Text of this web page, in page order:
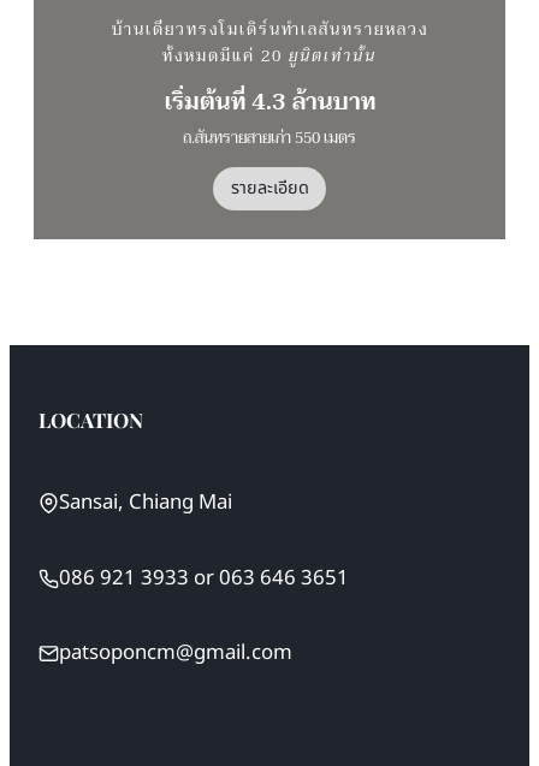
บ้านเดี่ยวทรงโมเดิร์นทำเลสันทรายหลวง
ทั้งหมดมีแค่ 20 ยูนิตเท่านั้น
เริ่มต้นที่ 4.3 ล้านบาท
ถ.สันทรายสายเก่า 550 เมตร
รายละเอียด
LOCATION
Sansai, Chiang Mai
086 921 3933 or063 646 3651
patsoponcm@gmail.com